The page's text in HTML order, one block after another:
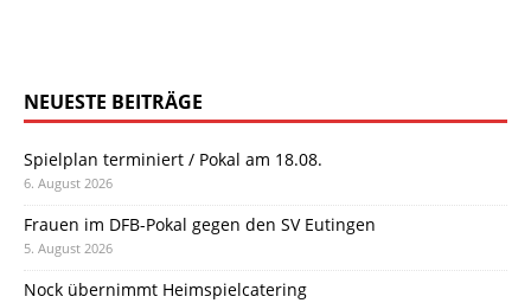
NEUESTE BEITRÄGE
Spielplan terminiert / Pokal am 18.08.
6. August 2026
Frauen im DFB-Pokal gegen den SV Eutingen
5. August 2026
Nock übernimmt Heimspielcatering